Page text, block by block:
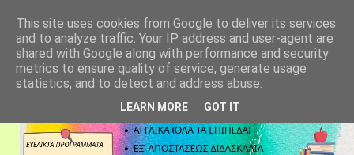
This site uses cookies from Google to deliver its services
and to analyze traffic. Your IP address and user-agent are
shared with Google along with performance and security
metrics to ensure quality of service, generate usage
statistics, and to detect and address abuse.
LEARN MORE GOT IT